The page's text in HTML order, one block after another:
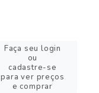
Faça seu login
ou
cadastre-se
para ver preços
e comprar